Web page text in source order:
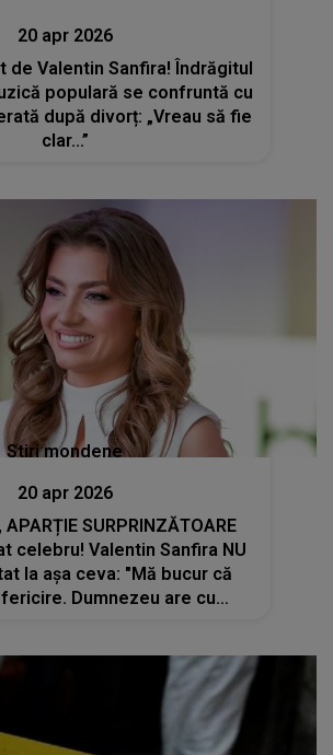
20 apr 2026
de Valentin Sanfira! Îndrăgitul
populară se confruntă cu
după divorț: „Vreau să fie
clar...”
Stiri mondene
20 apr 2026
SURPRINZĂTOARE
celebru! Valentin Sanfira NU
la așa ceva: "Mă bucur că
Dumnezeu are cu